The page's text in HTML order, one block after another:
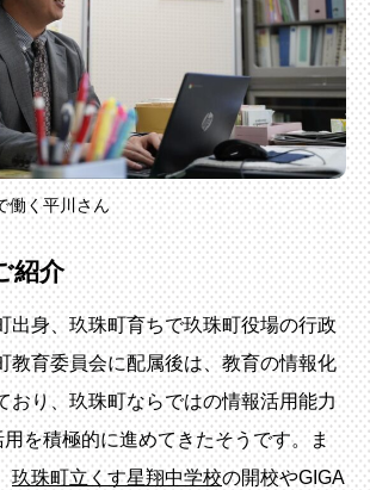
働く平川さん
紹介
出身、玖珠町育ちで玖珠町役場の行政
教育委員会に配属後は、教育の情報化
おり、玖珠町ならではの情報活用能力
を積極的に進めてきたそうです。ま
玖珠町立くす星翔中学校の開校やGIGA